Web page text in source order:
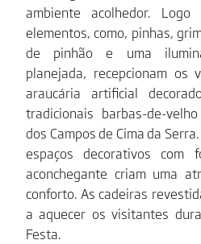
ambiente acolhedor.
elementos, como, pinhas,
de pinhão e uma
planejada, recepcionam os
araucária artificial
tradicionais barbas-de-
dos Campos de Cima da
espaços decorativos com
aconchegante criam uma
conforto. As cadeiras
a aquecer os visitantes
Festa.